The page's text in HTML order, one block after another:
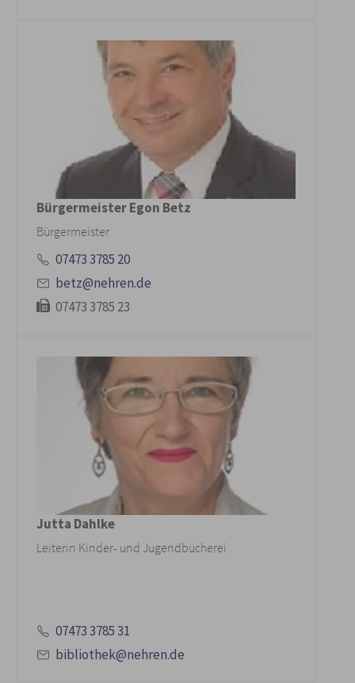
Bürgermeister Egon Betz
Bürgermeister
07473 3785 20
betz@nehren.de
07473 3785 23
Jutta Dahlke
Leiterin Kinder- und Jugendbücherei
07473 3785 31
bibliothek@nehren.de